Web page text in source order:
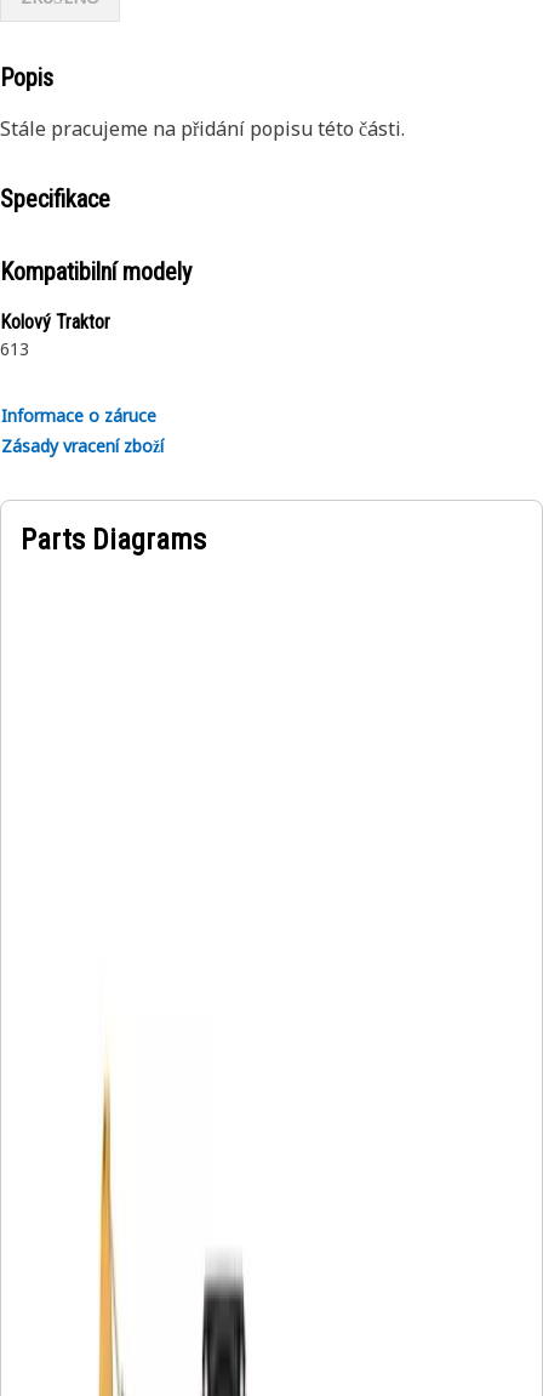
Popis
Stále pracujeme na přidání popisu této části.
Specifikace
Kompatibilní modely
Kolový Traktor
613
Informace o záruce
Zásady vracení zboží
Parts Diagrams